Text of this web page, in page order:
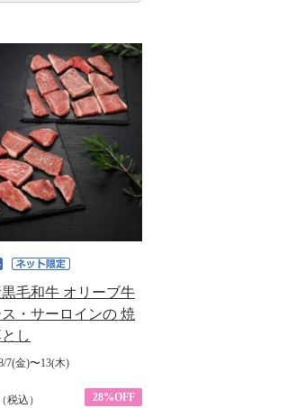
毛和牛 オリーブ牛
・サーロインの 焼
し
7(金)〜13(木)
（税込） 28%OFF